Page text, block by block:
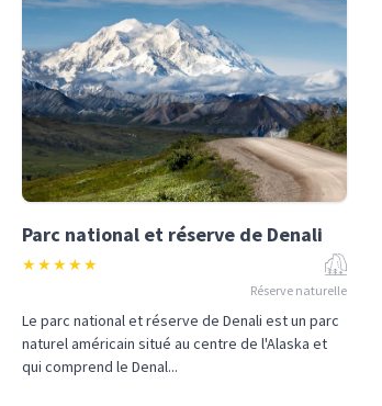
Parc national et réserve de Denali
★★★★★
Réserve naturelle
Le parc national et réserve de Denali est un parc
naturel américain situé au centre de l'Alaska et
qui comprend le Denal...